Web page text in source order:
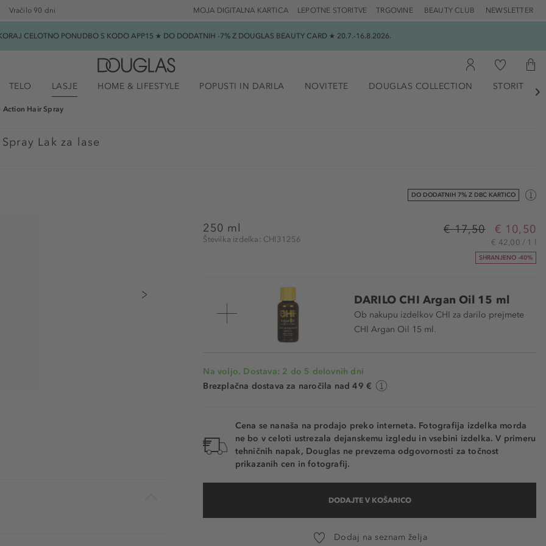
Vračilo 90 dni TRGOVINE BEAUTY CLUB NEWSLETTER
LEPOTNE STORITVE
MOJA DIGITALNA KARTICA
CELOTNO PONUDBO S KODO APP15 ★ DO DODATNIH -7% Z DOUGLAS BEAUTY CARD ★ 20.7.-16.8.2026.
TELO LASJE HOME & LIFESTYLE POPUSTI IN DARILA NOVITETE DOUGLAS COLLECTION STORITVE

Action Hair Spray
Lak za lase
DO DODATNIH 7% Z DBC KARTICO
250 ml
Številka izdelka: CHI31256
€ 17,50 € 10,50
€ 42,00 / 1 l
SHRANJENO -40%
DARILO CHI Argan Oil 15 ml
Ob nakupu izdelkov CHI za darilo prejmete
CHI Argan Oil 15 ml.
Na voljo. Dostava: 2 do 5 delovnih dni
Brezplačna dostava za naročila nad 49 €
Cena se nanaša na prodajo preko interneta. Fotografija izdelka morda
ne bo v celoti ustrezala dejanskemu izgledu in vsebini izdelka. V primeru
tehničnih napak, Douglas ne prevzema odgovornosti za točnost
prikazanih cen in fotografij.
DODAJTE V KOŠARICO
Dodaj na seznam želja